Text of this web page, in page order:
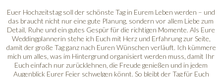
Euer Hochzeitstag soll der schönste Tag in Eurem Leben werden – und
das braucht nicht nur eine gute Planung, sondern vor allem Liebe zum
Detail, Ruhe und ein gutes Gespür für die richtigen Momente. Als Eure
Weddingplannerin stehe ich Euch mit Herz und Erfahrung zur Seite,
damit der große Tag ganz nach Euren Wünschen verläuft. Ich kümmere
mich um alles, was im Hintergrund organisiert werden muss, damit Ihr
Euch einfach nur zurücklehnen, die Freude genießen und in jedem
Augenblick Eurer Feier schwelgen könnt. So bleibt der Tag für Euch